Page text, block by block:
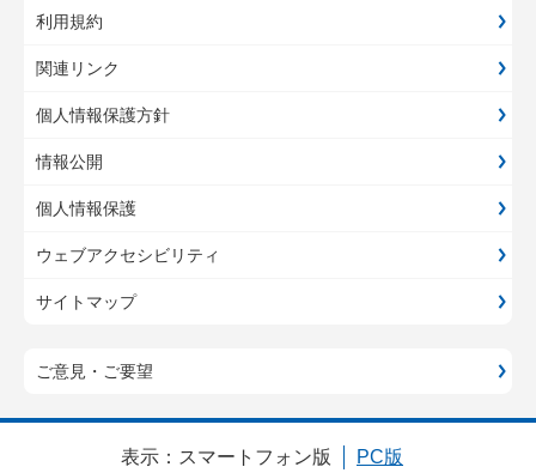
利用規約
関連リンク
個人情報保護方針
情報公開
個人情報保護
ウェブアクセシビリティ
サイトマップ
ご意見・ご要望
表示： スマートフォン版 PC版